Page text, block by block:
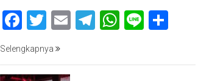
Facebook
Twitter
EmailTelegram
WhatsApp
Line
Selengkapnya